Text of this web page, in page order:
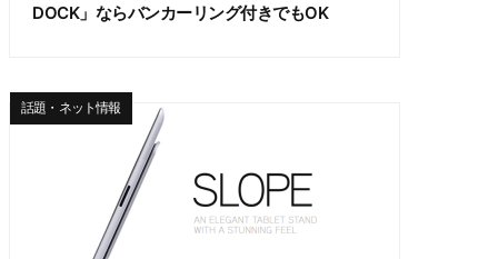
DOCK」ならバンカーリング付きでもOK
話題・ネット情報